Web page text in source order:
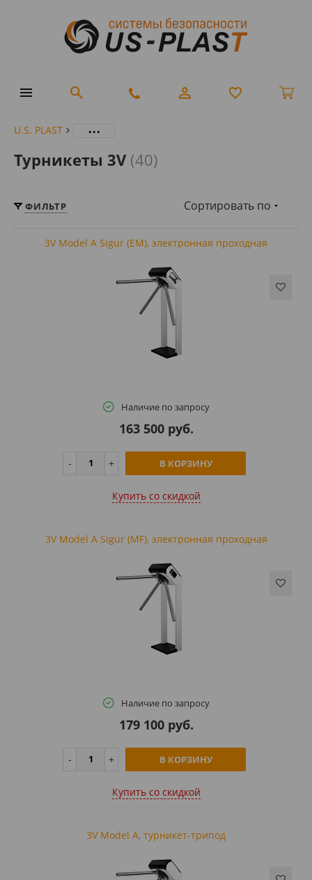
U.S. PLAST ...
Турникеты 3V (40)
ФИЛЬТР Сортировать по
3V Model A Sigur (EM), электронная проходная
Наличие по запросу
163 500 руб.
В КОРЗИНУ
Купить cо скидкой
3V Model A Sigur (MF), электронная проходная
Наличие по запросу
179 100 руб.
В КОРЗИНУ
Купить cо скидкой
3V Model A, турникет-трипод